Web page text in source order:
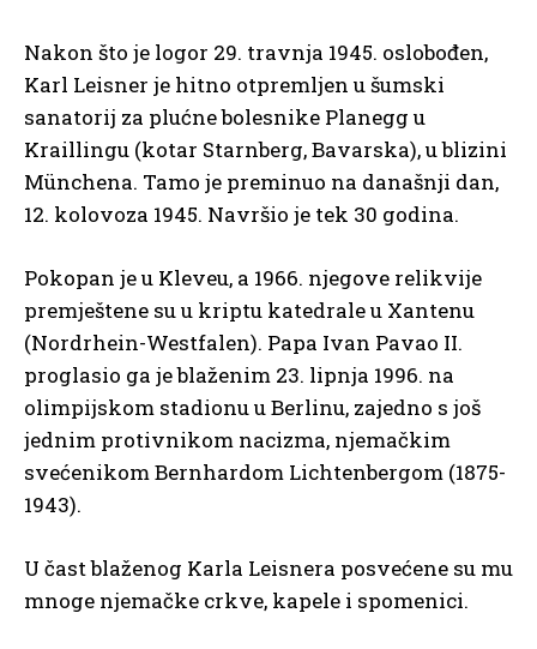
Nakon što je logor 29. travnja 1945. oslobođen,
Karl Leisner je hitno otpremljen u šumski
sanatorij za plućne bolesnike Planegg u
Kraillingu (kotar Starnberg, Bavarska), u blizini
Münchena. Tamo je preminuo na današnji dan,
12. kolovoza 1945. Navršio je tek 30 godina.
Pokopan je u Kleveu, a 1966. njegove relikvije
premještene su u kriptu katedrale u Xantenu
(Nordrhein-Westfalen). Papa Ivan Pavao II.
proglasio ga je blaženim 23. lipnja 1996. na
olimpijskom stadionu u Berlinu, zajedno s još
jednim protivnikom nacizma, njemačkim
svećenikom Bernhardom Lichtenbergom (1875-
1943).
U čast blaženog Karla Leisnera posvećene su mu
mnoge njemačke crkve, kapele i spomenici.